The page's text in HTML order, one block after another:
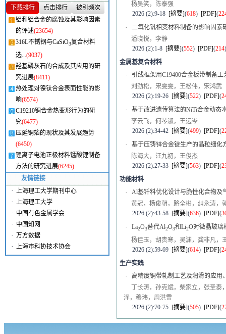
下载排行
点击排行
被引频次
铝和铝合金的腐蚀及其影响因素
的评述(23654)
316L不锈钢与CaSiO3复合材料
选...(9037)
羟基磷灰石的合成及其应用的研
究进展(8411)
热处理对镍钛合金表面性能的影
响(6574)
C19210铜合金热变形行为的研
究(6477)
压延铜箔的现状及其发展趋势
(6450)
锂离子电池正极材料锰酸锂制备
方法的研究进展(6245)
友情链接
· 上海理工大学期刊中心
· 上海理工大学
· 中国有色金属学会
· 中国知网
· 万方数据
· 上海市科协技术协会
杨吴笑，陈泰强
2026 (2):9-18 [摘要](618) [PDF](
·
二氧化钒相变材料制备的影响因素
潘晓悦，李静
2026 (2):1-8 [摘要](552) [PDF](214
金属基复合材料
·
引线框架用C19400合金板带制备工
刘劲松，宋雯雯，王松伟，宋鸿武
2026 (2):19-26 [摘要](522) [PDF](
·
基于改进遗传算法的NiTi合金动态
李云飞，何琴淑，王远岑
2026 (2):34-42 [摘要](499) [PDF](
·
基于压铸锌合金锭生产的晶粒细化
陈海大，汪九初，王俊杰
2026 (2):27-33 [摘要](563) [PDF](
功能材料
·
Al基钎料优化设计与脆性化合物及
黄冠，杨俊朝，路全彬，纠永涛，
2026 (2):43-58 [摘要](636) [PDF](
· La2O3替代Al2O3和Li2O对微晶玻璃
杨佳玉，胡贵寒，吴渊，龚非凡，
2026 (2):59-69 [摘要](614) [PDF](
生产实践
·
高精度铜带轧制工艺及润滑的应用
丁长涛，孙克斌，柴家立，张圣
泽，穆玮，周洪雷
2026 (2):70-75 [摘要](505) [PDF](
· 上海超深基坑地下水综合治理关键